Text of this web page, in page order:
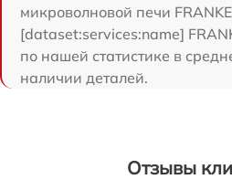
микроволновой печи
[dataset:services:name]
по нашей статистике в
наличии деталей.
Отзывы